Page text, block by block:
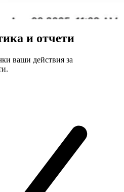
и отчети
ваши действия за